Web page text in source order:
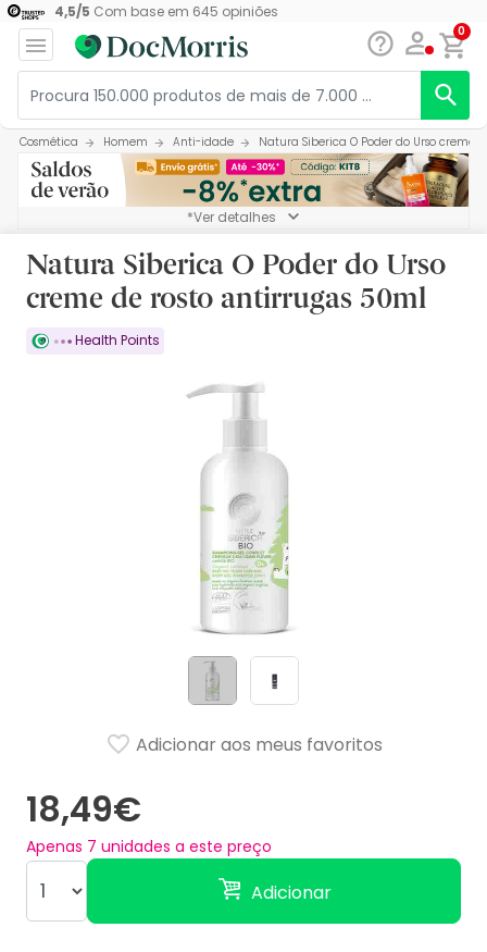
4,5/5 Com base em 645 opiniões
0
Cosmética Homem Anti-idade Natura Siberica O Poder do Urso creme
*Ver detalhes
Natura Siberica O Poder do Urso
creme de rosto antirrugas 50ml
Health Points
18,49€
Apenas 7 unidades a este preço
Adicionar
Adicionar aos meus favoritos